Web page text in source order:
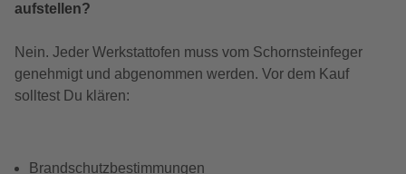
aufstellen?
Nein. Jeder Werkstattofen muss vom Schornsteinfeger
genehmigt und abgenommen werden. Vor dem Kauf
solltest Du klären:
Brandschutzbestimmungen